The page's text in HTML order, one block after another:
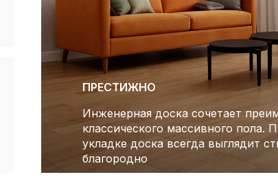
Инженерная доска сочетает
классического массивного пола.
укладке доска всегда выглядит
благородно
ПРЕСТИЖНО